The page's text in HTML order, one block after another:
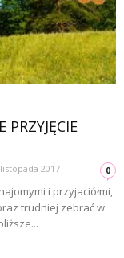
2017 0
i przyjaciółmi,
trudniej zebrać w